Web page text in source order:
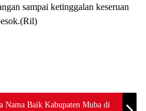
sampai ketinggalan keseruan
Nama Baik Kabupaten Muba di